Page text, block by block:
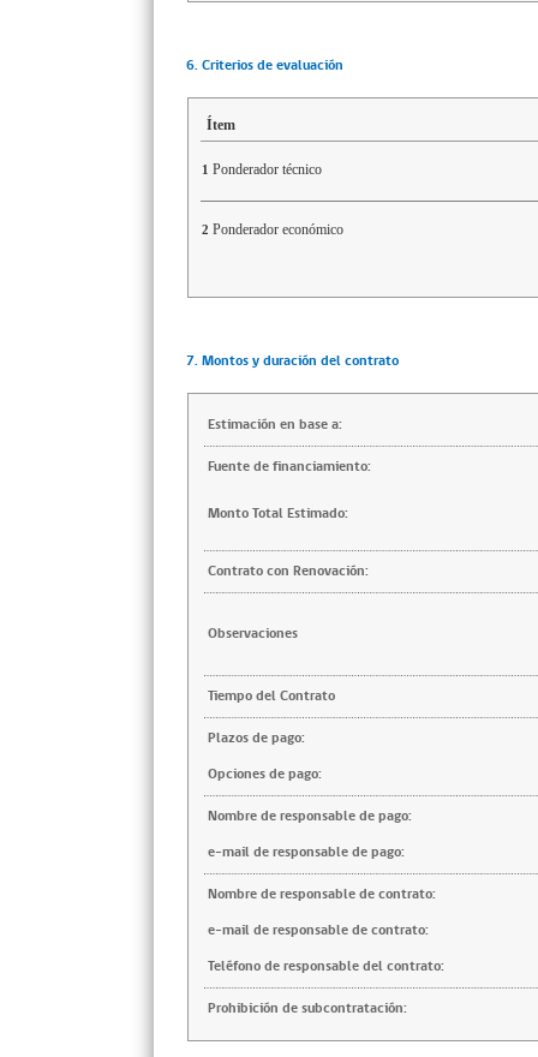
6. Criterios de evaluación
Ítem
1 Ponderador técnico
2 Ponderador económico
7. Montos y duración del contrato
Estimación en base a:
Fuente de financiamiento:
Monto Total Estimado:
Contrato con Renovación:
Observaciones
Tiempo del Contrato
Plazos de pago:
Opciones de pago:
Nombre de responsable de pago:
e-mail de responsable de pago:
Nombre de responsable de contrato:
e-mail de responsable de contrato:
Teléfono de responsable del contrato:
Prohibición de subcontratación: